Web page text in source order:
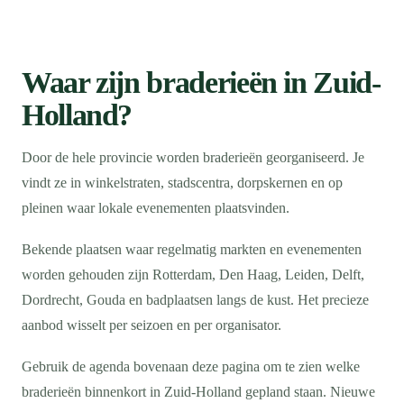
Waar zijn braderieën in Zuid-
Holland?
Door de hele provincie worden braderieën georganiseerd. Je
vindt ze in winkelstraten, stadscentra, dorpskernen en op
pleinen waar lokale evenementen plaatsvinden.
Bekende plaatsen waar regelmatig markten en evenementen
worden gehouden zijn Rotterdam, Den Haag, Leiden, Delft,
Dordrecht, Gouda en badplaatsen langs de kust. Het precieze
aanbod wisselt per seizoen en per organisator.
Gebruik de agenda bovenaan deze pagina om te zien welke
braderieën binnenkort in Zuid-Holland gepland staan. Nieuwe